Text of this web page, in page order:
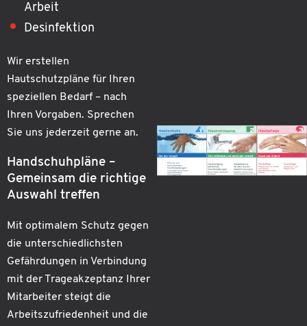
Arbeit
Desinfektion
Wir erstellen
Hautschutzpläne für Ihren
speziellen Bedarf – nach
Ihren Vorgaben. Sprechen
Sie uns jederzeit gerne an.
Handschuhpläne –
Gemeinsam die richtige
Auswahl treffen
Mit optimalem Schutz gegen
die unterschiedlichsten
Gefährdungen in Verbindung
mit der Trageakzeptanz Ihrer
Mitarbeiter steigt die
Arbeitszufriedenheit und die